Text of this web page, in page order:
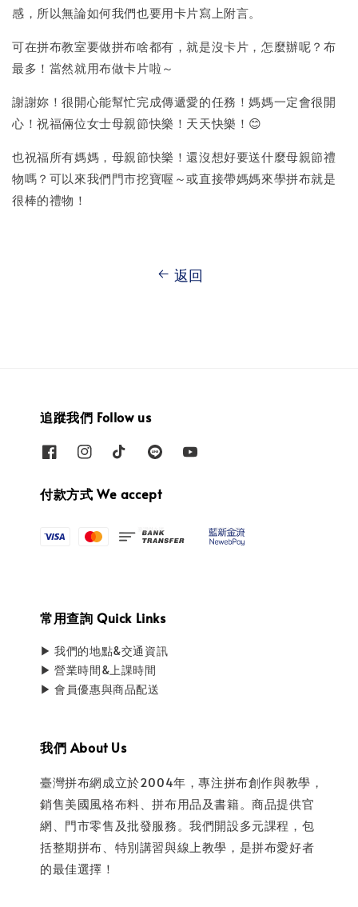
感，所以無論如何我們也要用卡片寫上附言。
可在拼布教室要做拼布啥都有，就是沒卡片，怎麼辦呢？布
最多！當然就用布做卡片啦～
謝謝妳！很開心能幫忙完成傳遞愛的任務！媽媽一定會很開
心！祝福倆位女士母親節快樂！天天快樂！😊
也祝福所有媽媽，母親節快樂！還沒想好要送什麼母親節禮
物嗎？可以來我們門市挖寶喔～或直接帶媽媽來學拼布就是
很棒的禮物！
返回
追蹤我們 Follow us
付款方式 We accept
常用查詢 Quick Links
▶ 我們的地點&交通資訊
▶ 營業時間&上課時間
▶ 會員優惠與商品配送
我們 About Us
臺灣拼布網成立於2004年，專注拼布創作與教學，
銷售美國風格布料、拼布用品及書籍。商品提供官
網、門市零售及批發服務。我們開設多元課程，包
括整期拼布、特別講習與線上教學，是拼布愛好者
的最佳選擇！